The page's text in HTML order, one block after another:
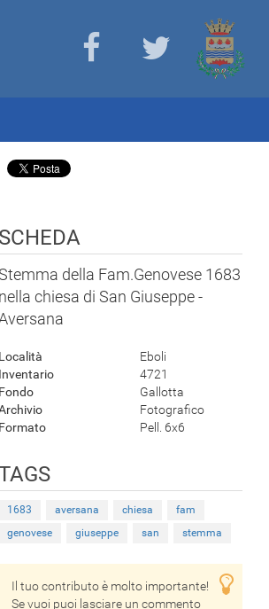
SCHEDA
della Fam.Genovese 1683
nella chiesa di San Giuseppe -
Località
Eboli
Inventario
4721
Fondo
Gallotta
Fotografico
Formato
Pell. 6x6
1683 aversana chiesa
fam
genovese
giuseppe san stemma
Il tuo contributo è molto importante!
Se vuoi puoi lasciare un commento